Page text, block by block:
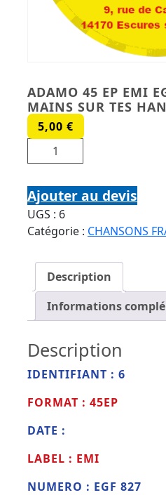
ADAMO 45 EP EMI
MAINS SUR TES
5,00 €
quantité de ADAMO 45 EP
MAINS SUR TES
Ajouter au devis
UGS : 6
Catégorie : CHANSONS
Description
Informations
Description
IDENTIFIANT : 6
FORMAT : 45EP
DATE :
LABEL : EMI
NUMERO : EGF 827